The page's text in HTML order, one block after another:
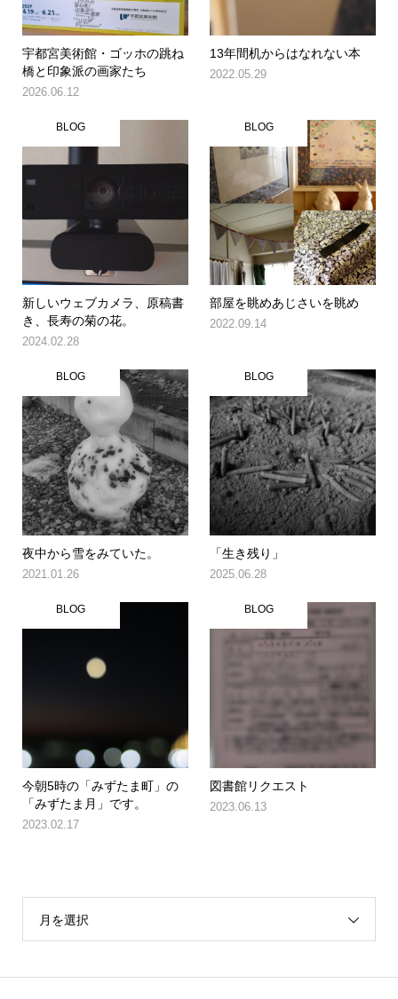
宇都宮美術館・ゴッホの跳ね
橋と印象派の画家たち
2026.06.12
13年間机からはなれない本
2022.05.29
BLOG
新しいウェブカメラ、原稿書
き、長寿の菊の花。
2024.02.28
BLOG
部屋を眺めあじさいを眺め
2022.09.14
BLOG
夜中から雪をみていた。
2021.01.26
BLOG
「生き残り」
2025.06.28
BLOG
今朝5時の「みずたま町」の
「みずたま月」です。
2023.02.17
BLOG
図書館リクエスト
2023.06.13
月を選択